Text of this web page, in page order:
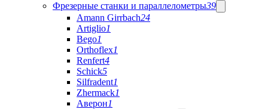
Фрезерные станки и параллелометры39
Amann Girrbach24
Artiglio1
Bego1
Orthoflex1
Renfert4
Schick5
Silfradent1
Zhermack1
Аверон1